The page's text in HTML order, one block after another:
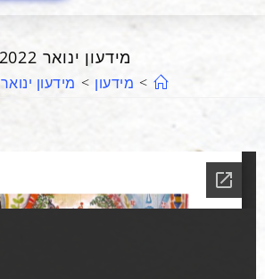
מידעון ינואר 2022
> מידעון > מידעון ינואר 2022